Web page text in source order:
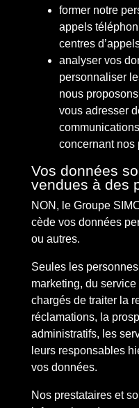
former notre
appels
centres
analyser vos
personnaliser
nous
vous adresser
concernant nos
Vos données
vendues à des
NON, le Groupe
cède vos données
ou autres.
Seules les
marketing, du
chargés de traiter la
réclamations, la
administratifs, les
leurs responsables
vos données.
Nos prestataires et